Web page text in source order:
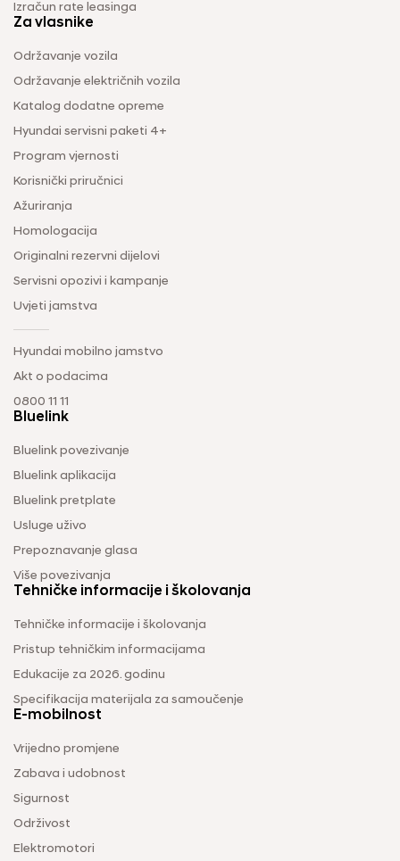
Izračun rate leasinga
Za vlasnike
Održavanje vozila
Održavanje električnih vozila
Katalog dodatne opreme
Hyundai servisni paketi 4+
Program vjernosti
Korisnički priručnici
Ažuriranja
Homologacija
Originalni rezervni dijelovi
Servisni opozivi i kampanje
Uvjeti jamstva
Hyundai mobilno jamstvo
Akt o podacima
0800 11 11
Bluelink
Bluelink povezivanje
Bluelink aplikacija
Bluelink pretplate
Usluge uživo
Prepoznavanje glasa
Više povezivanja
Tehničke informacije i školovanja
Tehničke informacije i školovanja
Pristup tehničkim informacijama
Edukacije za 2026. godinu
Specifikacija materijala za samoučenje
E-mobilnost
Vrijedno promjene
Zabava i udobnost
Sigurnost
Održivost
Elektromotori